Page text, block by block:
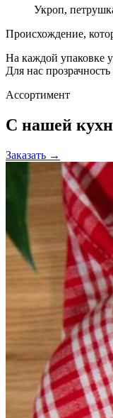
Укроп,
Происхождение,
На каждой упаковке
Для нас
Ассортимент
С нашей
Заказать →